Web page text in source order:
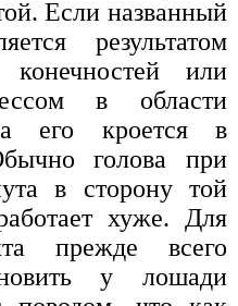
Если названный
результатом
или
в области
его кроется в
голова при
в сторону той
хуже. Для
прежде всего
у лошади